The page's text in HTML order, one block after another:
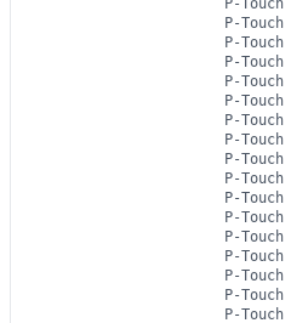
P-Touch
P-Touch
P-Touch
P-Touch
P-Touch
P-Touch
P-Touch
P-Touch
P-Touch
P-Touch
P-Touch
P-Touch
P-Touch
P-Touch
P-Touch
P-Touch